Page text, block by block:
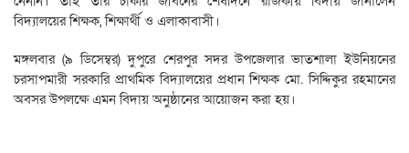
বিদ্যালয়ের শিক্ষক, শিক্ষার্থী ও এলাকাবাসী।
মঙ্গলবার (৯ ডিসেম্বর) দুপুরে শেরপুর সদর উপজেলার ভাতশালা ইউনিয়নের
চরসাপমারী সরকারি প্রাথমিক বিদ্যালয়ের প্রধান শিক্ষক মো. সিদ্দিকুর রহমানের
অবসর উপলক্ষে এমন বিদায় অনুষ্ঠানের আয়োজন করা হয়।